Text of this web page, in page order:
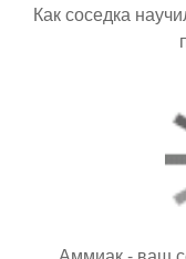
Как соседка